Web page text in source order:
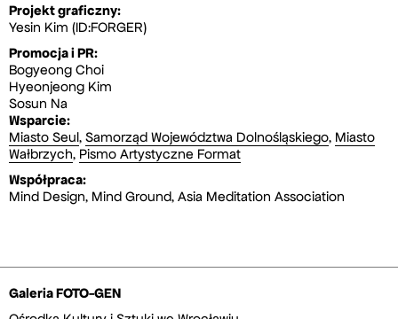
Projekt graficzny:
Yesin Kim (ID:FORGER)
Promocja i PR:
Bogyeong Choi
Hyeonjeong Kim
Sosun Na
Wsparcie:
Miasto Seul, Samorząd Województwa Dolnośląskiego, Miasto
Wałbrzych, Pismo Artystyczne Format
Współpraca:
Mind Design, Mind Ground, Asia Meditation Association
Galeria FOTO-GEN